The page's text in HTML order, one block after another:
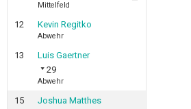
Mittelfeld
12 Kevin Regitko
Abwehr
13
Luis Gaertner
29
Abwehr
15
Joshua Matthes